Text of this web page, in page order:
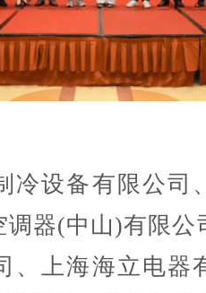
设备有限公司
调器(中山)有限公
、上海海立电器